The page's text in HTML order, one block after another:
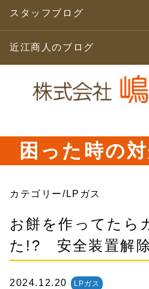
スタッフブログ
近江商人のブログ
困った時の
カテゴリー/LPガス
お餅を作ってたら
た!? 安全装置解
2024.12.20 LPガス